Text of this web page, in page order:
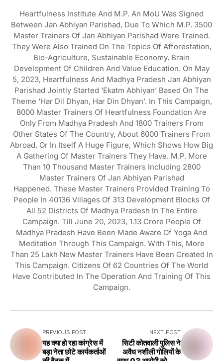
Heartfulness Institute And M.P. An MoU Was Signed
Between Jan Abhiyan Parishad, Due To Which M.P. 3500
Master Trainers Of Jan Abhiyan Parishad Were Trained.
They Were Also Trained On The Topics Of Afforestation,
Bio-Agriculture, Sustainable Economy, Brain
Development Of Children And Value Education. On May
5, 2023, Heartfulness And Madhya Pradesh Jan Abhiyan
Parishad Jointly Started ‘Ekatm Abhiyan’ Based On The
Theme ‘Har Dil Dhyan, Har Din Dhyan’. In This Campaign,
8000 Master Trainers Of Heartfulness Foundation Are
Only From Madhya Pradesh And 1800 Trainers From
Other States Of The Country, About 6000 Trainers From
Abroad, Or In Itself A Huge Figure, Which Shows How Big
A Gathering Of Master Trainers They Have. M.P. More
Than 10 Thousand Master Trainers Including 2800
Master Trainers Of Jan Abhiyan Parishad
Happened. These Master Trainers Provided Training To
People In 40136 Villages Of 313 Development Blocks Of
All 52 Districts Of Madhya Pradesh In The Entire
Campaign. Till June 20, 2023, 1.13 Crore People Of
Madhya Pradesh Have Been Made Aware Of Yoga And
Meditation Through This Campaign. With This, More
Than 25 Lakh New Master Trainers Have Been Created In
This Campaign. Citizens Of 62 Countries Of The World
Have Contributed In The Operation And Training Of This
Campaign.
PREVIOUS POST
यह क्या हो रहा कांग्रेस में
बड़ा नेता छोटे कार्यकर्ताओं
NEXT POST
सिटी कोतवाली पुलिस ने
अवैध नशीली गोलियों के